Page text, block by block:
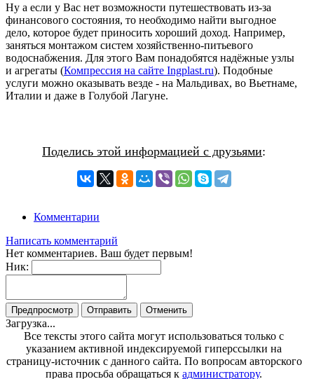
Ну а если у Вас нет возможности путешествовать из-за
финансового состояния, то необходимо найти выгодное
дело, которое будет приносить хороший доход. Например,
заняться монтажом систем хозяйственно-питьевого
водоснабжения. Для этого Вам понадобятся надёжные узлы
и агрегаты (Компрессия на сайте Ingplast.ru). Подобные
услуги можно оказывать везде - на Мальдивах, во Вьетнаме,
Италии и даже в Голубой Лагуне.
Поделись этой информацией с друзьями:
Комментарии
Написать комментарий
Нет комментариев. Ваш будет первым!
Ник:
Загрузка...
Все тексты этого сайта могут использоваться только с
указанием активной индексируемой гиперссылки на
страницу-источник с данного сайта. По вопросам авторского
права просьба обращаться кадминистратору.